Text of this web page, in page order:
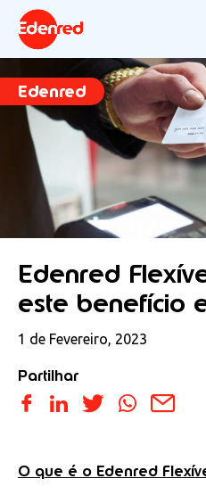
Edenred
Edenred
este benefício
1 de Fevereiro, 2023
Partilhar
O que é o Edenred